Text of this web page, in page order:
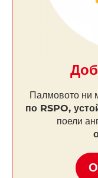
Палмовото ни
по RSPO,
поели